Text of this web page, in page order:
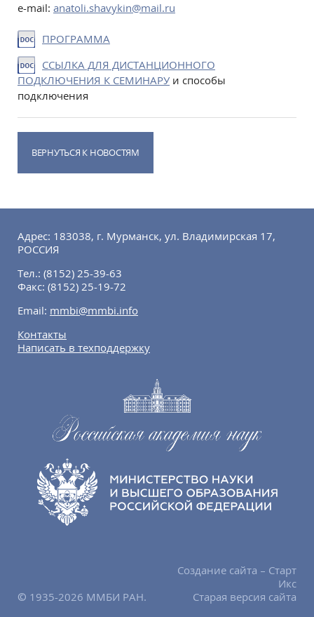
e-mail: anatoli.shavykin@mail.ru
ПРОГРАММА
ССЫЛКА ДЛЯ ДИСТАНЦИОННОГО
ПОДКЛЮЧЕНИЯ К СЕМИНАРУ и способы
подключения
ВЕРНУТЬСЯ К НОВОСТЯМ
Адрес: 183038, г. Мурманск, ул. Владимирская 17,
РОССИЯ
Тел.: (8152) 25-39-63
Факс: (8152) 25-19-72
Email: mmbi@mmbi.info
Контакты
Написать в техподдержку
© 1935-2026 ММБИ РАН.
Создание сайта – Старт
Икс
Старая версия сайта